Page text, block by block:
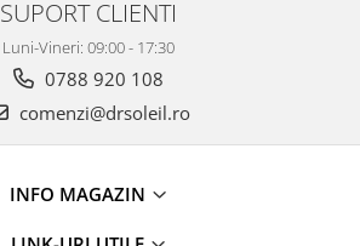
SUPORT CLIENTI
Luni-Vineri: 09:00 - 17:30
0788 920 108
comenzi@drsoleil.ro
INFO MAGAZIN